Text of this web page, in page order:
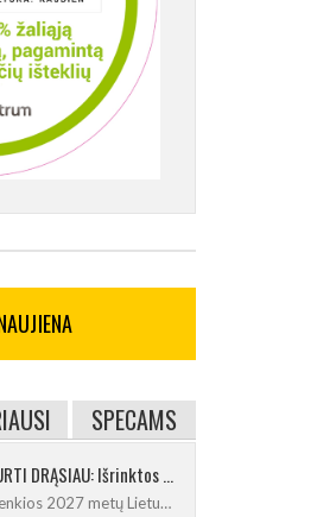
SPECAMS
PASKATA KURTI DRĄSIAU: Išrinktos 2027-ųjų Lietuvos mažosios kultūros sostinės
Išrinktos penkios 2027 metų Lietuvos